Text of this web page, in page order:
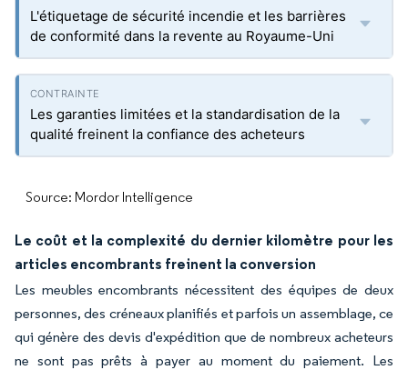
L'étiquetage de sécurité incendie et les barrières
de conformité dans la revente au Royaume-Uni
Les garanties limitées et la standardisation de la
qualité freinent la confiance des acheteurs
Source: Mordor Intelligence
Le coût et la complexité du dernier kilomètre pour les
articles encombrants freinent la conversion
Les meubles encombrants nécessitent des équipes de deux
personnes, des créneaux planifiés et parfois un assemblage, ce
qui génère des devis d'expédition que de nombreux acheteurs
ne sont pas prêts à payer au moment du paiement. Les